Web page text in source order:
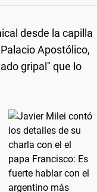
desde la capilla
Apostólico,
gripal" que lo